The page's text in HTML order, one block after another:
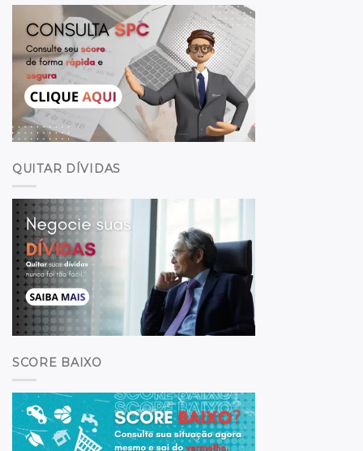
QUITAR DÍVIDAS
SCORE BAIXO